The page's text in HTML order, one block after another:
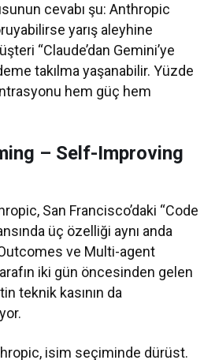
cevabı şu: Anthropic
yarış aleyhine
“Claude’dan Gemini’ye
takılma yaşanabilir. Yüzde
hem güç hem
– Self-Improving
San Francisco’daki “Code
üç özelliği aynı anda
ve Multi-agent
iki gün öncesinden gelen
teknik kasının da
isim seçiminde dürüst.